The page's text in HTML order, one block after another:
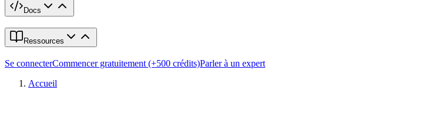
Docs
Ressources
Se connecterCommencer gratuitement (+500 crédits)Parler à un expert
Accueil